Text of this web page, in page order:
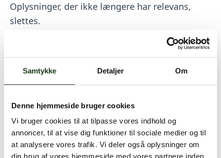
Samtykke Detaljer Om
Denne hjemmeside bruger cookies
Vi bruger cookies til at tilpasse vores indhold og
annoncer, til at vise dig funktioner til sociale medier og til
at analysere vores trafik. Vi deler også oplysninger om
Oplysninger, der ikke længere har relevans,
slettes.
administrerende direktør hos hhv.:
– Sydkystens Begravelsesforretning ApS
– Vanløse Begravelsesforretning ApS
Du kan tillige kontakte den dataansvarlige, hvis
du vil have indsigt i, hvilke oplysninger, vi har
registreret om
dig, lige som du skal kontakte den